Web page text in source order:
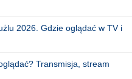
2026. Gdzie oglądać w TV i
Transmisja, stream